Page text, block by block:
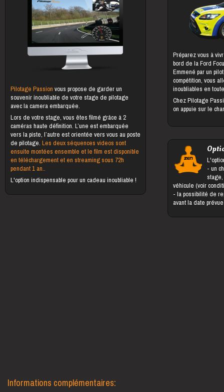
Pilotage Passionvous propose de garder un
souvenir inoubliable de votre stage de pilotage
avec la camera embarquée.
Lors de votre stage, vous êtes filmé grâce à 2
caméras haute définition. L’une est embarquée
vers la piste, l’autre est orientée vers vous au poste
de pilotage.Les deux séquences videos sont
ensuite montées ensemble et le film est disponible
en téléchargement et en streaming sous 72h
pendant 1 an..
L'option indispensable pour un cadeau inoubliable !
Préparez vous à
bord de la Ford
Emmené par un
compétition, vous
inoubliables en
Chez Pilotage
on appuie sur le
- un changement du bénéficiaire du
véhicule (voir
- la possibilité de reporter le stage jusqu'à 5 jours
avant la date
Informations complémentaires: